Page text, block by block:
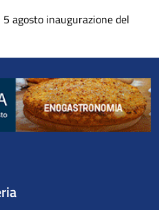
5 agosto inaugurazione del